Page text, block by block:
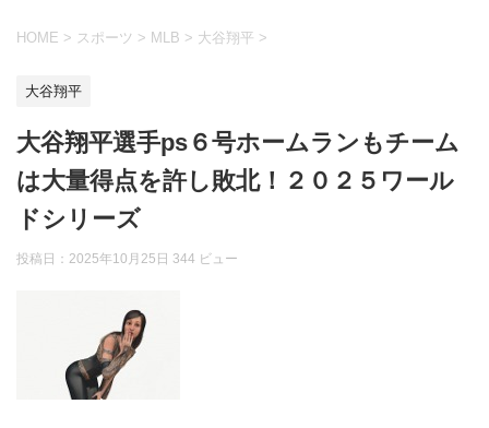
HOME > スポーツ > MLB > 大谷翔平 >
大谷翔平
大谷翔平選手ps６号ホームランもチーム
は大量得点を許し敗北！２０２５ワール
ドシリーズ
投稿日： 2025年10月25日 344 ビュー